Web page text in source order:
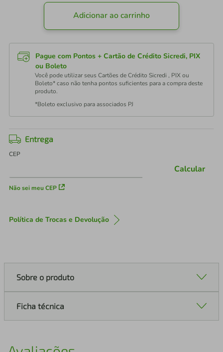
Adicionar ao carrinho
Pague com Pontos + Cartão de Crédito Sicredi, PIX
ou Boleto
Você pode utilizar seus Cartões de Crédito Sicredi , PIX ou
Boleto* caso não tenha pontos suficientes para a compra deste
produto.
*Boleto exclusivo para associados PJ
Entrega
CEP
Não sei meu CEP
Calcular
Política de Trocas e Devolução
Sobre o produto
Ficha técnica